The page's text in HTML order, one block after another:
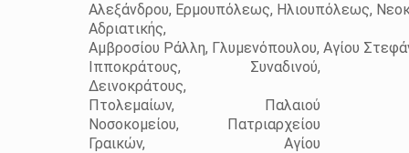
Αλεξάνδρου, Ερμουπόλεως, Ηλιουπόλεως,
Αδριατικής,
Αμβροσίου Ράλλη, Γλυμενόπουλου, Αγίου
Ιπποκράτους, Συναδινού,
Δεινοκράτους,
Πτολεμαίων, Παλαιού
Νοσοκομείου, Πατριαρχείου
Γραικών, Αγίου